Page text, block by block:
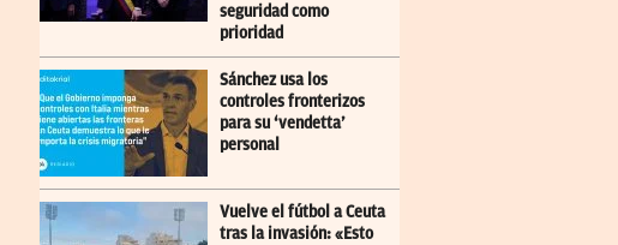
seguridad como
prioridad
Sánchez usa los
controles fronterizos
para su ‘vendetta’
personal
Vuelve el fútbol a Ceuta
tras la invasión: «Esto